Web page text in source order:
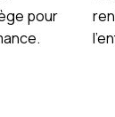
pour